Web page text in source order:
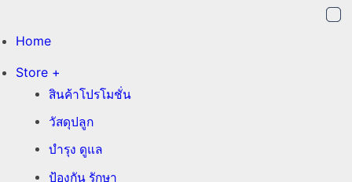
Home
Store +
สินค้าโปรโมชั่น
วัสดุปลูก
บำรุง ดูแล
ป้องกัน รักษา